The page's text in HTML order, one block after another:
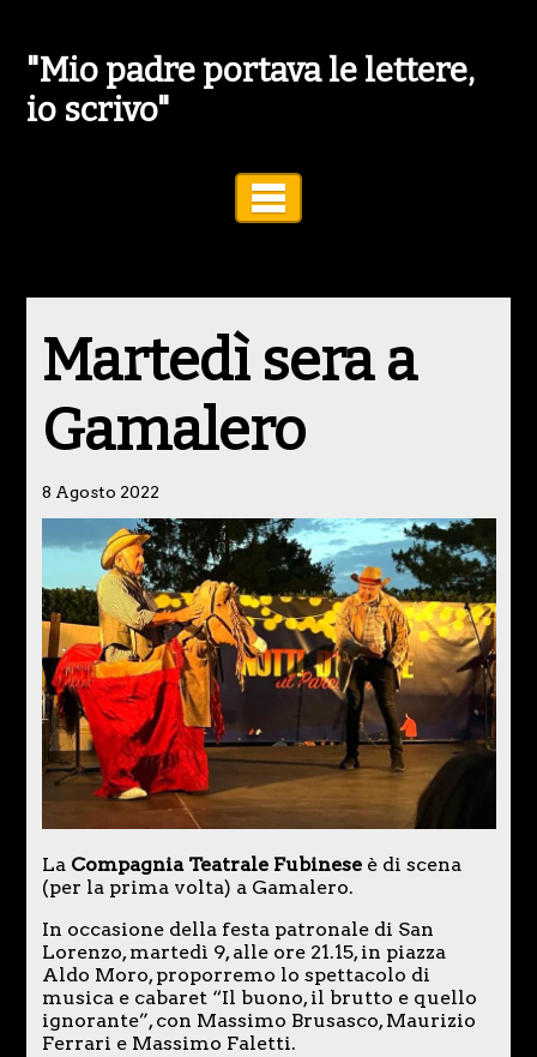
"Mio padre portava le lettere,
io scrivo"
Martedì sera a
Gamalero
8 Agosto 2022
LaCompagnia Teatrale Fubineseè di scena
(per la prima volta) a Gamalero.
In occasione della festa patronale di San
Lorenzo, martedì 9, alle ore 21.15, in piazza
Aldo Moro, proporremo lo spettacolo di
musica e cabaret “Il buono, il brutto e quello
ignorante”, con Massimo Brusasco, Maurizio
Ferrari e Massimo Faletti.